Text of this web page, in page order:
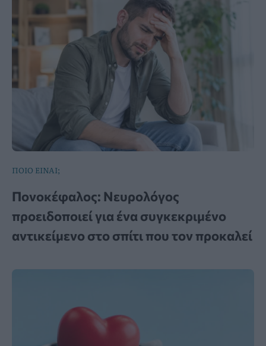
ΠΟΙΟ ΕΙΝΑΙ;
Πονοκέφαλος: Νευρολόγος
προειδοποιεί για ένα συγκεκριμένο
αντικείμενο στο σπίτι που τον προκαλεί